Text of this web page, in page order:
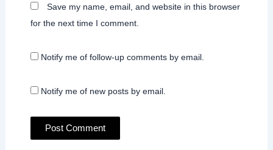
Save my name, email, and website in this browser
for the next time I comment.
Notify me of follow-up comments by email.
Notify me of new posts by email.